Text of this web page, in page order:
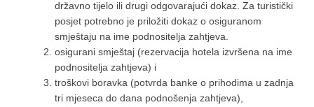
državno tijelo ili drugi odgovarajući dokaz. Za turistički
posjet potrebno je priložiti dokaz o osiguranom
smještaju na ime podnositelja zahtjeva.
osigurani smještaj (rezervacija hotela izvršena na ime
podnositelja zahtjeva) i
troškovi boravka (potvrda banke o prihodima u zadnja
tri mjeseca do dana podnošenja zahtjeva),